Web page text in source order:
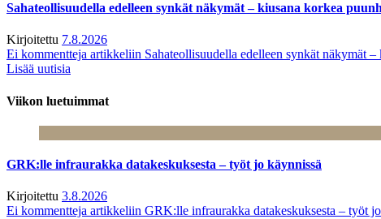
Sahateollisuudella edelleen synkät näkymät – kiusana korkea
Kirjoitettu 7.8.2026
Ei kommentteja artikkeliin Sahateollisuudella edelleen synkät näkymät
Lisää uutisia
Viikon luetuimmat
GRK:lle infraurakka datakeskuksesta – työt jo käynnissä
Kirjoitettu 3.8.2026
Ei kommentteja artikkeliin GRK:lle infraurakka datakeskuksesta – työt